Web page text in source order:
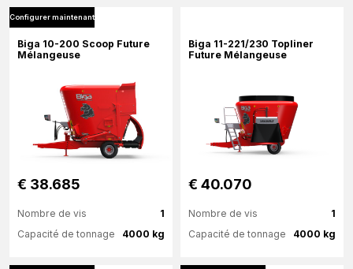
Plus d'information
Configurer maintenant
Biga 10-200 Scoop Future
Mélangeuse
€ 38.685
1
Nombre de vis
4000 kg
Capacité de tonnage
Biga 11-221/230 Topliner
Future Mélangeuse
€ 40.070
1
Nombre de vis
4000 kg
Capacité de tonnage